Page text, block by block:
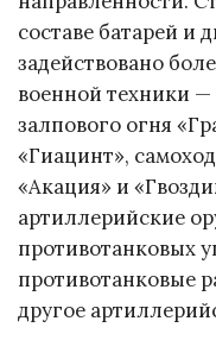
составе батарей и
задействовано
военной техники
залпового огня
«Гиацинт»,
«Акация» и
артиллерийские
противотанковых
противотанковые
другое